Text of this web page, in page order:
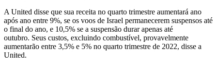
A United disse que sua receita no quarto trimestre aumentará ano
após ano entre 9%, se os voos de Israel permanecerem suspensos até
o final do ano, e 10,5% se a suspensão durar apenas até
outubro. Seus custos, excluindo combustível, provavelmente
aumentarão entre 3,5% e 5% no quarto trimestre de 2022, disse a
United.